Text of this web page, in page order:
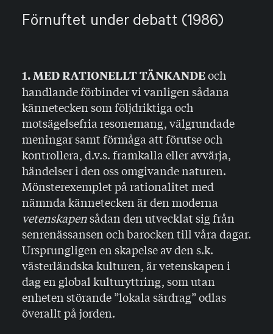
Förnuftet under debatt (1986)
1. MED RATIONELLT TÄNKANDEoch
handlande förbinder vi vanligen sådana
kännetecken som följdriktiga och
motsägelsefria resonemang, välgrundade
meningar samt förmåga att förutse och
kontrollera, d.v.s. framkalla eller avvärja,
händelser i den oss omgivande naturen.
Mönsterexemplet på rationalitet med
nämnda kännetecken är den moderna
vetenskapensådan den utvecklat sig från
senrenässansen och barocken till våra dagar.
Ursprungligen en skapelse av den s.k.
västerländska kulturen, är vetenskapen i
dag en global kulturyttring, som utan
enheten störande ”lokala särdrag” odlas
överallt på jorden.